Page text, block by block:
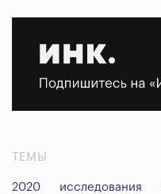
ТЕМЫ
2020 исследования